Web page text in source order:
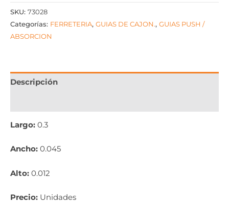
SKU: 73028
Categorías: FERRETERIA, GUIAS DE CAJON., GUIAS PUSH /
ABSORCION
Descripción
Largo: 0.3
Ancho: 0.045
Alto: 0.012
Precio: Unidades